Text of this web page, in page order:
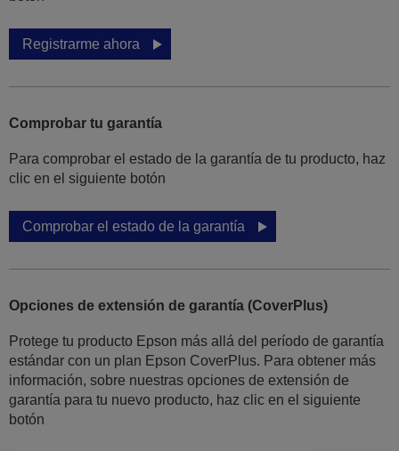
Registrarme ahora
Comprobar tu garantía
Para comprobar el estado de la garantía de tu producto, haz
clic en el siguiente botón
Comprobar el estado de la garantía
Opciones de extensión de garantía (CoverPlus)
Protege tu producto Epson más allá del período de garantía
estándar con un plan Epson CoverPlus. Para obtener más
información, sobre nuestras opciones de extensión de
garantía para tu nuevo producto, haz clic en el siguiente
botón